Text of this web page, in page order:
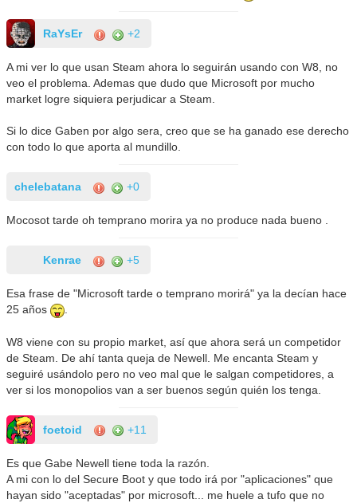
RaYsEr +2
A mi ver lo que usan Steam ahora lo seguirán usando con W8, no
veo el problema. Ademas que dudo que Microsoft por mucho
market logre siquiera perjudicar a Steam.
Si lo dice Gaben por algo sera, creo que se ha ganado ese derecho
con todo lo que aporta al mundillo.
chelebatana +0
Mocosot tarde oh temprano morira ya no produce nada bueno .
Kenrae +5
Esa frase de "Microsoft tarde o temprano morirá" ya la decían hace
25 años
.
W8 viene con su propio market, así que ahora será un competidor
de Steam. De ahí tanta queja de Newell. Me encanta Steam y
seguiré usándolo pero no veo mal que le salgan competidores, a
ver si los monopolios van a ser buenos según quién los tenga.
foetoid +11
Es que Gabe Newell tiene toda la razón.
A mi con lo del Secure Boot y que todo irá por "aplicaciones" que
hayan sido "aceptadas" por microsoft... me huele a tufo que no